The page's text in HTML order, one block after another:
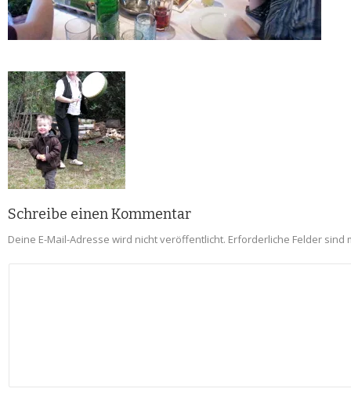
Schreibe einen Kommentar
Deine E-Mail-Adresse wird nicht veröffentlicht. Erforderliche Felder sind